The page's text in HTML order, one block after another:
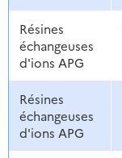
Résines
échangeuses
d'ions APG
Résines
échangeuses
d'ions APG